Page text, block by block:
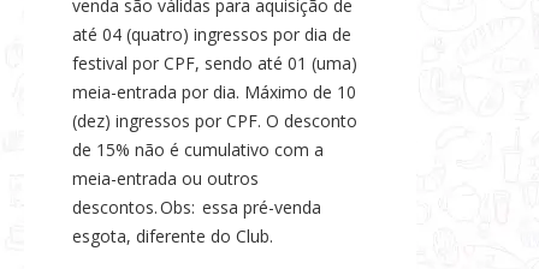
venda são válidas para aquisição de
até 04 (quatro) ingressos por dia de
festival por CPF, sendo até 01 (uma)
meia-entrada por dia. Máximo de 10
(dez) ingressos por CPF. O desconto
de 15% não é cumulativo com a
meia-entrada ou outros
descontos. Obs: essa pré-venda
esgota, diferente do Club.